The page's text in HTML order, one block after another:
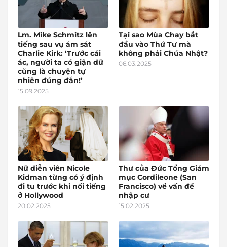
Lm. Mike Schmitz lên
tiếng sau vụ ám sát
Charlie Kirk: ‘Trước cái
ác, người ta có giận dữ
cũng là chuyện tự
nhiên đúng đắn!’
15.09.2025
Tại sao Mùa Chay bắt
đầu vào Thứ Tư mà
không phải Chúa Nhật?
06.03.2025
Nữ diễn viên Nicole
Kidman từng có ý định
đi tu trước khi nổi tiếng
ở Hollywood
20.02.2025
Thư của Đức Tổng Giám
mục Cordileone (San
Francisco) về vấn đề
nhập cư
15.02.2025